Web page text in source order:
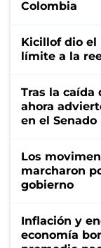
Colombia
Kicillof dio el
límite a la
Tras la caída
ahora
en el Senado
Los
marcharon
gobierno
Inflación y
economía